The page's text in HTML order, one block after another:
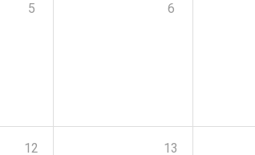
5 6
12 13